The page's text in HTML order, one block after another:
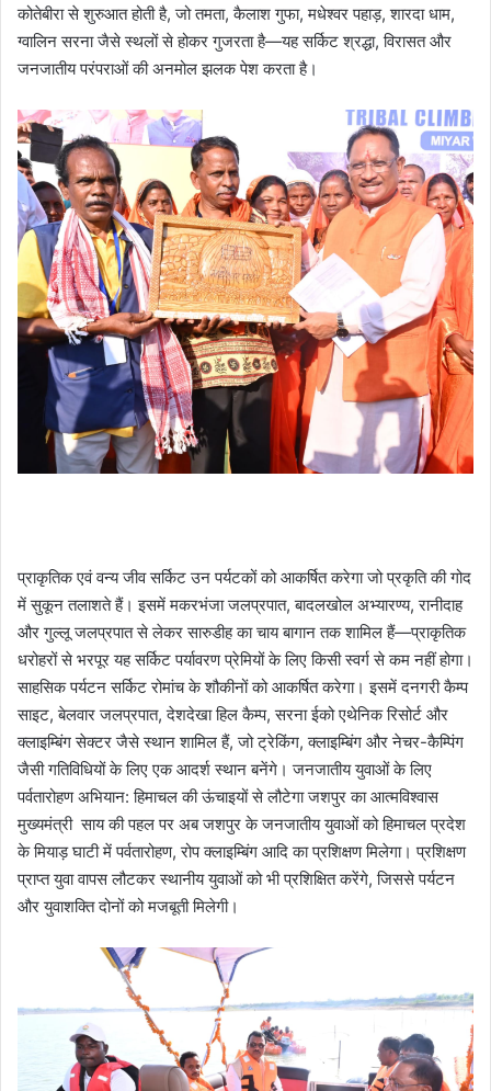
कोतेबीरा से शुरुआत होती है, जो तमता, कैलाश गुफा, मधेश्वर पहाड़, शारदा धाम,
ग्वालिन सरना जैसे स्थलों से होकर गुजरता है—यह सर्किट श्रद्धा, विरासत और
जनजातीय परंपराओं की अनमोल झलक पेश करता है।
प्राकृतिक एवं वन्य जीव सर्किट उन पर्यटकों को आकर्षित करेगा जो प्रकृति की गोद
में सुकून तलाशते हैं। इसमें मकरभंजा जलप्रपात, बादलखोल अभ्यारण्य, रानीदाह
और गुल्लू जलप्रपात से लेकर सारुडीह का चाय बागान तक शामिल हैं—प्राकृतिक
धरोहरों से भरपूर यह सर्किट पर्यावरण प्रेमियों के लिए किसी स्वर्ग से कम नहीं होगा।
साहसिक पर्यटन सर्किट रोमांच के शौकीनों को आकर्षित करेगा। इसमें दनगरी कैम्प
साइट, बेलवार जलप्रपात, देशदेखा हिल कैम्प, सरना ईको एथेनिक रिसोर्ट और
क्लाइम्बिंग सेक्टर जैसे स्थान शामिल हैं, जो ट्रेकिंग, क्लाइम्बिंग और नेचर-कैम्पिंग
जैसी गतिविधियों के लिए एक आदर्श स्थान बनेंगे। जनजातीय युवाओं के लिए
पर्वतारोहण अभियान: हिमाचल की ऊंचाइयों से लौटेगा जशपुर का आत्मविश्वास
मुख्यमंत्री साय की पहल पर अब जशपुर के जनजातीय युवाओं को हिमाचल प्रदेश
के मियाड़ घाटी में पर्वतारोहण, रोप क्लाइम्बिंग आदि का प्रशिक्षण मिलेगा। प्रशिक्षण
प्राप्त युवा वापस लौटकर स्थानीय युवाओं को भी प्रशिक्षित करेंगे, जिससे पर्यटन
और युवाशक्ति दोनों को मजबूती मिलेगी।